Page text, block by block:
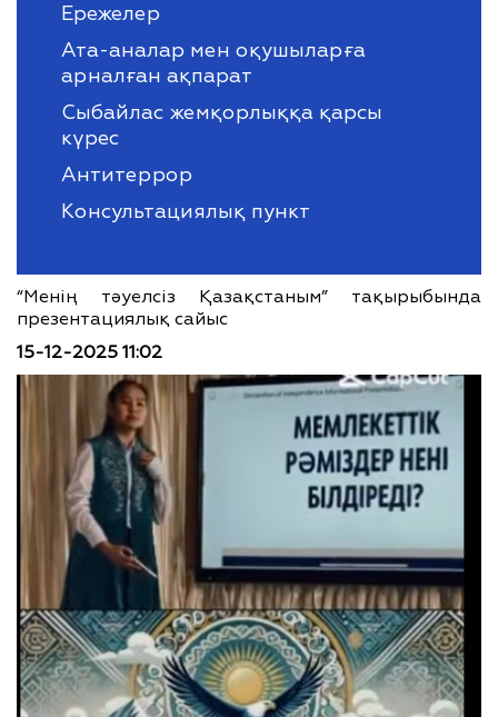
Ережелер
Ата-аналар мен оқушыларға
арналған ақпарат
Сыбайлас жемқорлыққа қарсы
күрес
Антитеррор
Консультациялық пункт
“Менің тәуелсіз Қазақстаным” тақырыбында
презентациялық сайыс
15-12-2025 11:02